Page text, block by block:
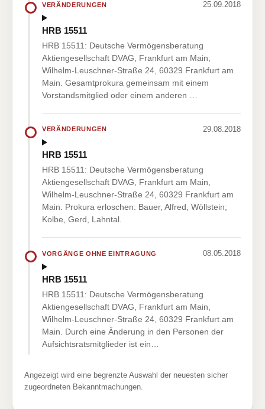
VERÄNDERUNGEN 25.09.2018
HRB 15511
HRB 15511: Deutsche Vermögensberatung
Aktiengesellschaft DVAG, Frankfurt am Main,
Wilhelm-Leuschner-Straße 24, 60329 Frankfurt am
Main. Gesamtprokura gemeinsam mit einem
Vorstandsmitglied oder einem anderen …
VERÄNDERUNGEN 29.08.2018
HRB 15511
HRB 15511: Deutsche Vermögensberatung
Aktiengesellschaft DVAG, Frankfurt am Main,
Wilhelm-Leuschner-Straße 24, 60329 Frankfurt am
Main. Prokura erloschen: Bauer, Alfred, Wöllstein;
Kolbe, Gerd, Lahntal.
VORGÄNGE OHNE EINTRAGUNG 08.05.2018
HRB 15511
HRB 15511: Deutsche Vermögensberatung
Aktiengesellschaft DVAG, Frankfurt am Main,
Wilhelm-Leuschner-Straße 24, 60329 Frankfurt am
Main. Durch eine Änderung in den Personen der
Aufsichtsratsmitglieder ist ein…
Angezeigt wird eine begrenzte Auswahl der neuesten sicher
zugeordneten Bekanntmachungen.